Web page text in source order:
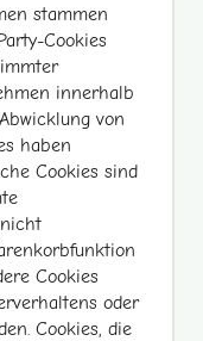
stammen
Cookies
innerhalb
von
haben
Cookies sind
Cookies
oder
Cookies, die